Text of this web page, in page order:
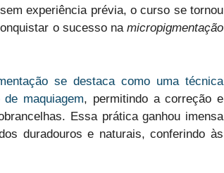
experiência prévia, o curso se tornou
o sucesso na micropigmentação
se destaca como uma técnica
maquiagem, permitindo a correção e
Essa prática ganhou imensa
duradouros e naturais, conferindo às